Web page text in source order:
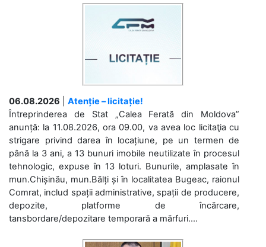
06.08.2026
Atenție – licitație!
Întreprinderea de Stat „Calea Ferată din Moldova”
anunță: la 11.08.2026, ora 09.00, va avea loc licitaţia cu
strigare privind darea în locațiune, pe un termen de
până la 3 ani, a 13 bunuri imobile neutilizate în procesul
tehnologic, expuse în 13 loturi. Bunurile, amplasate în
mun.Chișinău, mun.Bălți și în localitatea Bugeac, raionul
Comrat, includ spații administrative, spații de producere,
depozite, platforme de încărcare,
tansbordare/depozitare temporară a mărfuri....